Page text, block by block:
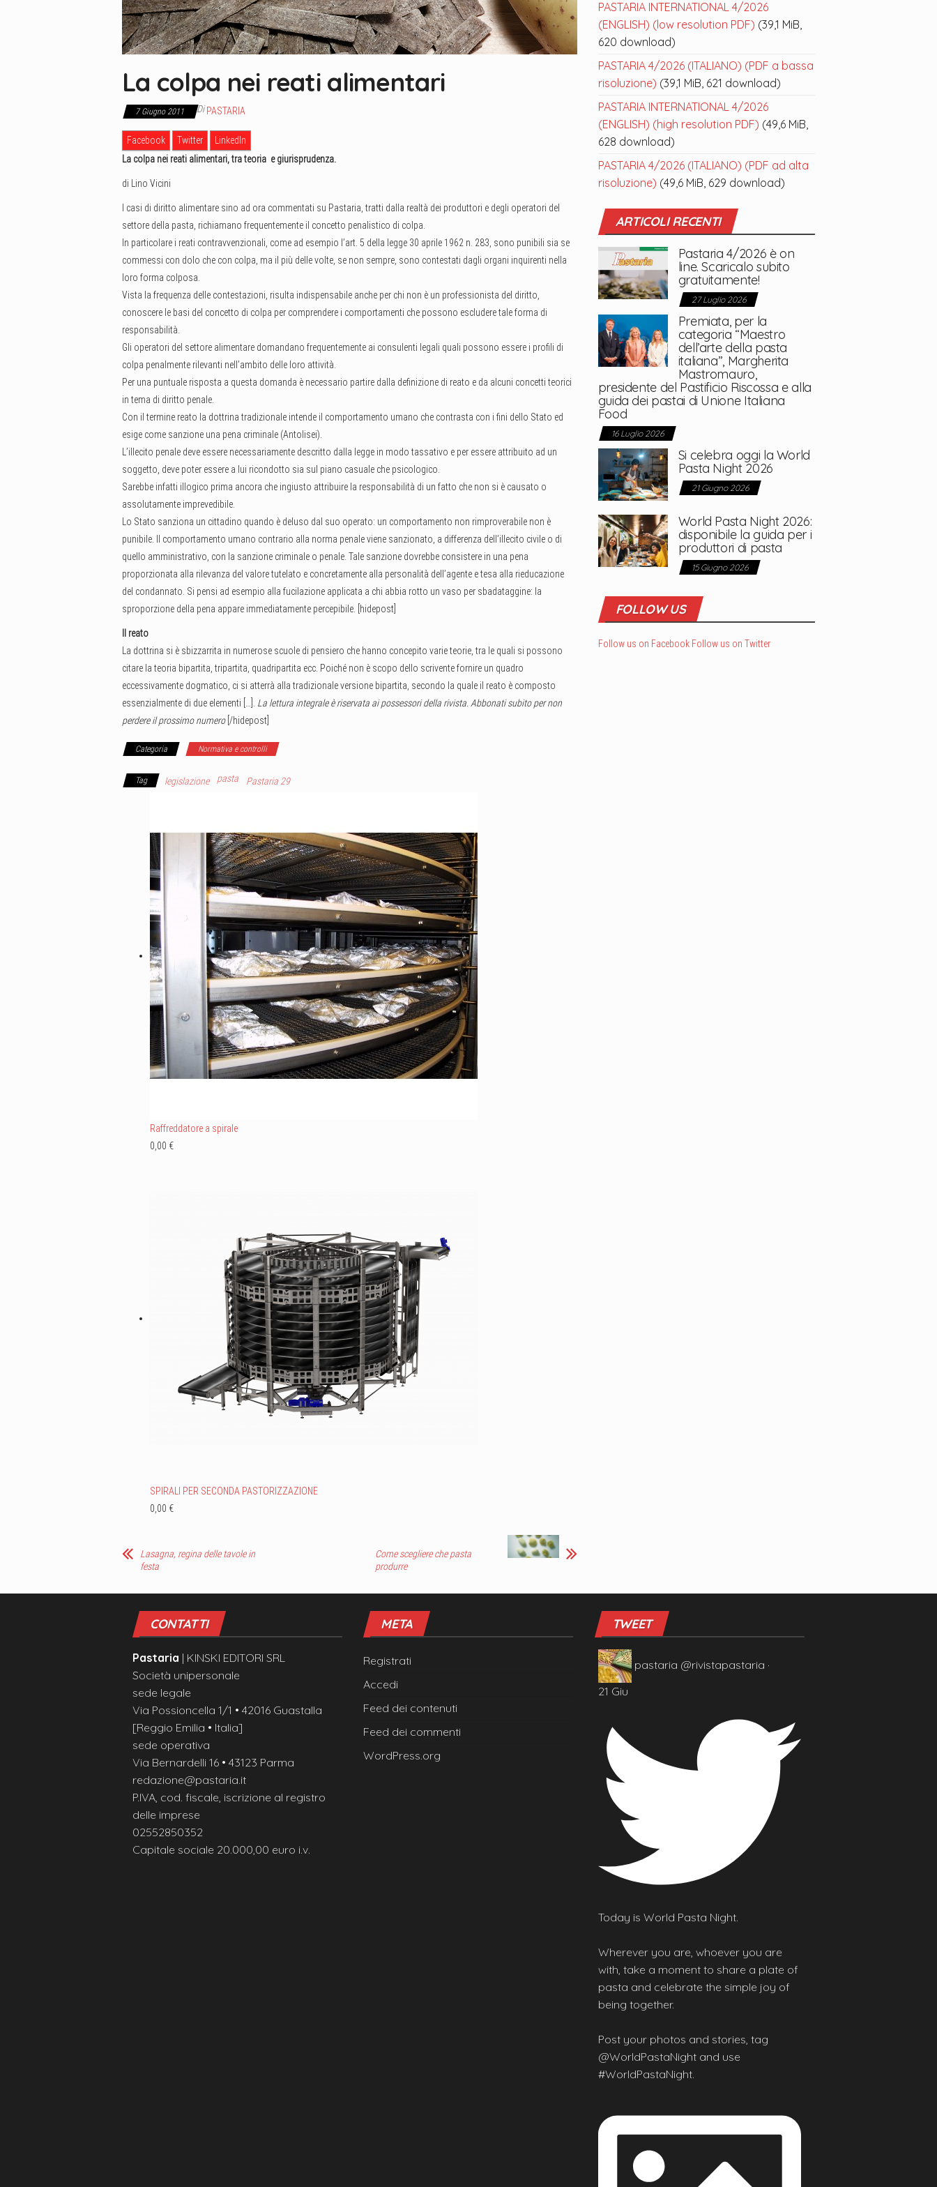
La colpa nei reati alimentari
7 Giugno 2011 Di PASTARIA
Facebook Twitter
LinkedIn
La colpa nei reati alimentari, tra teoria e giurisprudenza.
di Lino Vicini
I casi di diritto alimentare sino ad ora commentati su Pastaria, tratti dalla realtà dei produttori e degli operatori del
settore della pasta, richiamano frequentemente il concetto penalistico di colpa.
In particolare i reati contravvenzionali, come ad esempio l’art. 5 della legge 30 aprile 1962 n. 283, sono punibili sia se
commessi con dolo che con colpa, ma il più delle volte, se non sempre, sono contestati dagli organi inquirenti nella
loro forma colposa.
Vista la frequenza delle contestazioni, risulta indispensabile anche per chi non è un professionista del diritto,
conoscere le basi del concetto di colpa per comprendere i comportamenti che possono escludere tale forma di
responsabilità.
Gli operatori del settore alimentare domandano frequentemente ai consulenti legali quali possono essere i profili di
colpa penalmente rilevanti nell’ambito delle loro attività.
Per una puntuale risposta a questa domanda è necessario partire dalla definizione di reato e da alcuni concetti teorici
in tema di diritto penale.
Con il termine reato la dottrina tradizionale intende il comportamento umano che contrasta con i fini dello Stato ed
esige come sanzione una pena criminale (Antolisei).
L’illecito penale deve essere necessariamente descritto dalla legge in modo tassativo e per essere attribuito ad un
soggetto, deve poter essere a lui ricondotto sia sul piano casuale che psicologico.
Sarebbe infatti illogico prima ancora che ingiusto attribuire la responsabilità di un fatto che non si è causato o
assolutamente imprevedibile.
Lo Stato sanziona un cittadino quando è deluso dal suo operato: un comportamento non rimproverabile non è
punibile. Il comportamento umano contrario alla norma penale viene sanzionato, a differenza dell’illecito civile o di
quello amministrativo, con la sanzione criminale o penale. Tale sanzione dovrebbe consistere in una pena
proporzionata alla rilevanza del valore tutelato e concretamente alla personalità dell’agente e tesa alla rieducazione
del condannato. Si pensi ad esempio alla fucilazione applicata a chi abbia rotto un vaso per sbadataggine: la
sproporzione della pena appare immediatamente percepibile. [hidepost]
Il reato
La dottrina si è sbizzarrita in numerose scuole di pensiero che hanno concepito varie teorie, tra le quali si possono
citare la teoria bipartita, tripartita, quadripartita ecc. Poiché non è scopo dello scrivente fornire un quadro
eccessivamente dogmatico, ci si atterrà alla tradizionale versione bipartita, secondo la quale il reato è composto
essenzialmente di due elementi […]. La lettura integrale è riservata ai possessori della rivista. Abbonati subito per non
perdere il prossimo numero [/hidepost]
Categoria Normativa e controlli
Tag legislazione pasta Pastaria 29
Raffreddatore a spirale
0,00 €
SPIRALI PER SECONDA PASTORIZZAZIONE
0,00 €
Lasagna, regina delle tavole in
festa
Come scegliere che pasta
produrre
PASTARIA INTERNATIONAL 4/2026
(ENGLISH) (low resolution PDF) (39,1 MiB,
620 download)
PASTARIA 4/2026 (ITALIANO) (PDF a bassa
risoluzione) (39,1 MiB, 621 download)
PASTARIA INTERNATIONAL 4/2026
(ENGLISH) (high resolution PDF) (49,6 MiB,
628 download)
PASTARIA 4/2026 (ITALIANO) (PDF ad alta
risoluzione) (49,6 MiB, 629 download)
ARTICOLI RECENTI
Pastaria 4/2026 è on
line. Scaricalo subito
gratuitamente!
27 Luglio 2026
Premiata, per la
categoria “Maestro
dell’arte della pasta
italiana”, Margherita
Mastromauro,
presidente del Pastificio Riscossa e alla
guida dei pastai di Unione Italiana
Food
16 Luglio 2026
Si celebra oggi la World
Pasta Night 2026
21 Giugno 2026
World Pasta Night 2026:
disponibile la guida per i
produttori di pasta
15 Giugno 2026
FOLLOW US
Follow us on Facebook Follow us on Twitter
CONTATTI
Pastaria | KINSKI EDITORI SRL
Società unipersonale
sede legale
Via Possioncella 1/1 • 42016 Guastalla
[Reggio Emilia • Italia]
sede operativa
Via Bernardelli 16 • 43123 Parma
redazione@pastaria.it
P.IVA, cod. fiscale, iscrizione al registro
delle imprese
02552850352
Capitale sociale 20.000,00 euro i.v.
META
Registrati
Accedi
Feed dei contenuti
Feed dei commenti
WordPress.org
TWEET
pastaria @rivistapastaria ·
21 Giu
Today is World Pasta Night.
Wherever you are, whoever you are
with, take a moment to share a plate of
pasta and celebrate the simple joy of
being together.
Post your photos and stories, tag
@WorldPastaNight and use
#WorldPastaNight.